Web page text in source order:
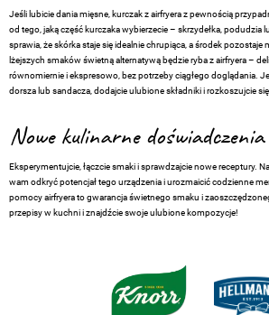
Jeśli lubicie dania mięsne, kurczak z airfryera z pewnością
od tego, jaką część kurczaka wybierzecie – skrzydełka, podudzia
sprawia, że skórka staje się idealnie chrupiąca, a środek pozostaje
lżejszych smaków świetną alternatywą będzie ryba z airfryera –
równomiernie i ekspresowo, bez potrzeby ciągłego doglądania.
dorsza lub sandacza, dodajcie ulubione składniki i rozkoszujcie
Nowe kulinarne
Eksperymentujcie, łączcie smaki i sprawdzajcie nowe receptury.
wam odkryć potencjał tego urządzenia i urozmaicić codzienne
pomocy airfryera to gwarancja świetnego smaku i
przepisy w kuchni i znajdźcie swoje ulubione kompozycje!